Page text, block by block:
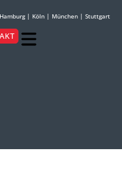
Hamburg| Köln | München | Stuttgart